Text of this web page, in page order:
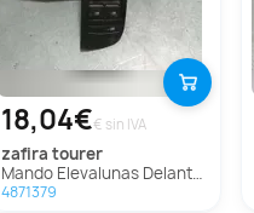
18,04€€ sin IVA
zafira tourer
Mando Elevalunas Delantero Izquierdo Para Opel Zafira Tourer
4871379